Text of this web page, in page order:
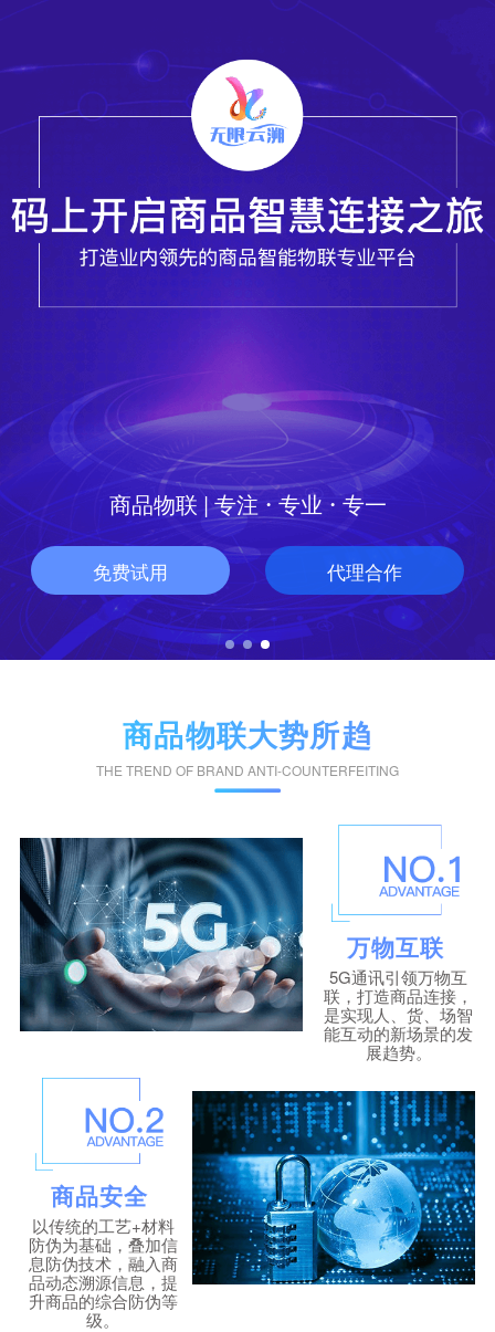
商品物联 | 专注·专业 ·专一
免费试用 代理合作
商品物联大势所趋
THE TREND OF BRAND ANTI-COUNTERFEITING
万物互联
5G通讯引领万物互
联，打造商品连接，
是实现人、货、场智
能互动的新场景的发
展趋势。
商品安全
以传统的工艺+材料
防伪为基础，叠加信
息防伪技术，融入商
品动态溯源信息，提
升商品的综合防伪等
级。